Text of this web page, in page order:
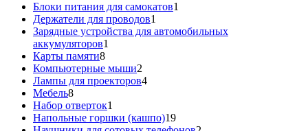
Блоки питания для самокатов1
Держатели для проводов1
товар
Зарядные устройства для автомобильных
аккумуляторов1
Карты памяти88
товаров
Компьютерные мыши2
товара
Лампы для проекторов44
Мебель88
товаров
Набор отверток1
товар
Напольные горшки (кашпо)1919